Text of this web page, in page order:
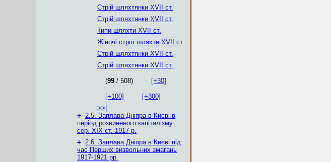
Стрій шляхтянки XVII ст.
Стрій шляхтянки XVII ст.
Типи шляхти XVII ст.
Жіночі строї шляхти XVII ст.
Стрій шляхтянки XVII ст.
Стрій шляхтянки XVII ст.
(99 / 508) [+30]
[+100]
[+300]
>>|
+ 2.5. Заплава Дніпра в Києві в
період розвиненого капіталізму:
сер. ХІХ ст.-1917 р.
+ 2.6. Заплава Дніпра в Києві під
час Перших визвольних змагань
1917-1921 рр.